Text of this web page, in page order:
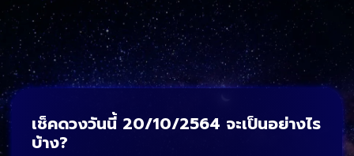
เช็คดวงวันนี้ 20/10/2564 จะเป็นอย่างไร
บ้าง?